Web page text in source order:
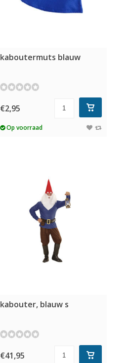
kaboutermuts blauw
€2,95
Op voorraad
kabouter, blauw s
€41,95